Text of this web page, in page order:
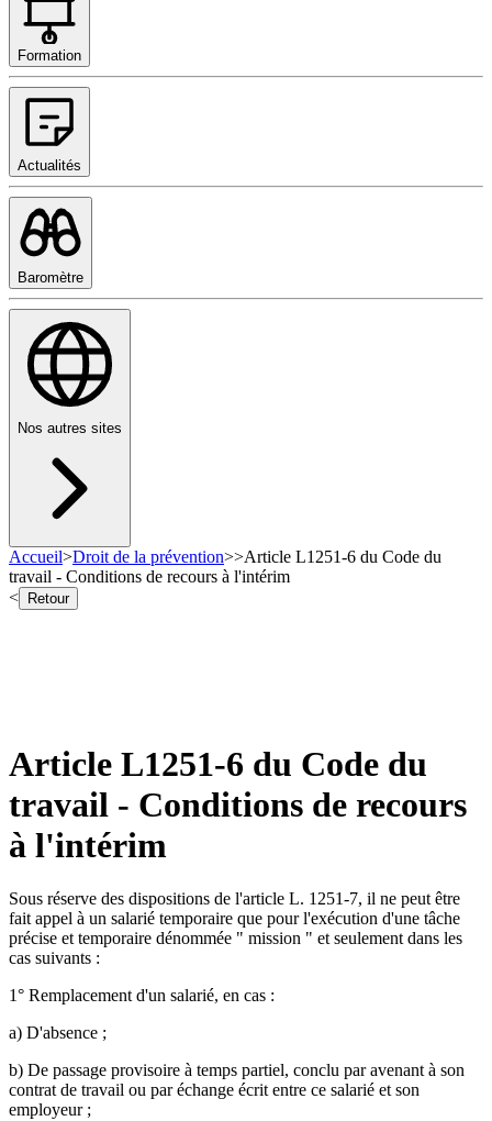
Formation
Actualités
Baromètre
Nos autres sites
Accueil>Droit de la prévention>>Article L1251-6 du Code du
travail - Conditions de recours à l'intérim
<
Retour
Article L1251-6 du Code du
travail - Conditions de recours
à l'intérim
Sous réserve des dispositions de l'article L. 1251-7, il ne peut être
fait appel à un salarié temporaire que pour l'exécution d'une tâche
précise et temporaire dénommée " mission " et seulement dans les
cas suivants :
1° Remplacement d'un salarié, en cas :
a) D'absence ;
b) De passage provisoire à temps partiel, conclu par avenant à son
contrat de travail ou par échange écrit entre ce salarié et son
employeur ;